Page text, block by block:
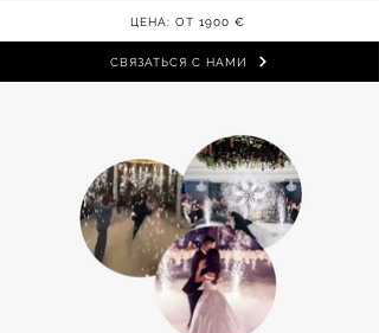
ЦЕНА: ОТ 1900 €
СВЯЗАТЬСЯ С НАМИ